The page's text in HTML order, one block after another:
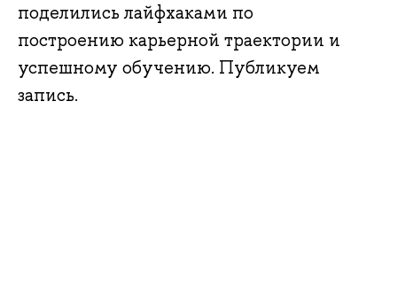
поделились лайфхаками по
построению карьерной траектории и
успешному обучению. Публикуем
запись.